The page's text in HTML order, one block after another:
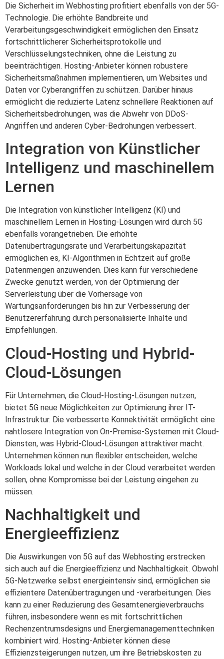
Die Sicherheit im Webhosting profitiert ebenfalls von der 5G-
Technologie. Die erhöhte Bandbreite und
Verarbeitungsgeschwindigkeit ermöglichen den Einsatz
fortschrittlicherer Sicherheitsprotokolle und
Verschlüsselungstechniken, ohne die Leistung zu
beeinträchtigen. Hosting-Anbieter können robustere
Sicherheitsmaßnahmen implementieren, um Websites und
Daten vor Cyberangriffen zu schützen. Darüber hinaus
ermöglicht die reduzierte Latenz schnellere Reaktionen auf
Sicherheitsbedrohungen, was die Abwehr von DDoS-
Angriffen und anderen Cyber-Bedrohungen verbessert.
Integration von Künstlicher
Intelligenz und maschinellem
Lernen
Die Integration von künstlicher Intelligenz (KI) und
maschinellem Lernen in Hosting-Lösungen wird durch 5G
ebenfalls vorangetrieben. Die erhöhte
Datenübertragungsrate und Verarbeitungskapazität
ermöglichen es, KI-Algorithmen in Echtzeit auf große
Datenmengen anzuwenden. Dies kann für verschiedene
Zwecke genutzt werden, von der Optimierung der
Serverleistung über die Vorhersage von
Wartungsanforderungen bis hin zur Verbesserung der
Benutzererfahrung durch personalisierte Inhalte und
Empfehlungen.
Cloud-Hosting und Hybrid-
Cloud-Lösungen
Für Unternehmen, die Cloud-Hosting-Lösungen nutzen,
bietet 5G neue Möglichkeiten zur Optimierung ihrer IT-
Infrastruktur. Die verbesserte Konnektivität ermöglicht eine
nahtlosere Integration von On-Premise-Systemen mit Cloud-
Diensten, was Hybrid-Cloud-Lösungen attraktiver macht.
Unternehmen können nun flexibler entscheiden, welche
Workloads lokal und welche in der Cloud verarbeitet werden
sollen, ohne Kompromisse bei der Leistung eingehen zu
müssen.
Nachhaltigkeit und
Energieeffizienz
Die Auswirkungen von 5G auf das Webhosting erstrecken
sich auch auf die Energieeffizienz und Nachhaltigkeit. Obwohl
5G-Netzwerke selbst energieintensiv sind, ermöglichen sie
effizientere Datenübertragungen und -verarbeitungen. Dies
kann zu einer Reduzierung des Gesamtenergieverbrauchs
führen, insbesondere wenn es mit fortschrittlichen
Rechenzentrumsdesigns und Energiemanagementtechniken
kombiniert wird. Hosting-Anbieter können diese
Effizienzsteigerungen nutzen, um ihre Betriebskosten zu